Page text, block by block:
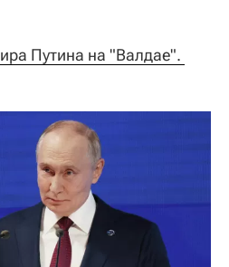
Путина на "Валдае".